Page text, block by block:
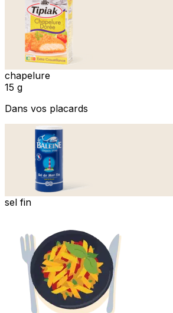
chapelure
15 g
Dans vos placards
sel fin